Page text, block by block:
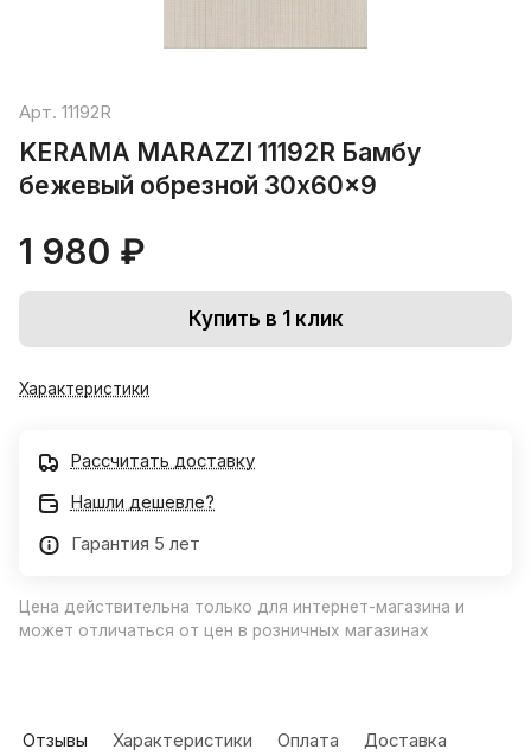
Арт. 11192R
KERAMA MARAZZI 11192R Бамбу
бежевый обрезной 30x60x9
1 980 ₽
Купить в 1 клик
Характеристики
Рассчитать доставку
Нашли дешевле?
Гарантия 5 лет
Цена действительна только для интернет-магазина и
может отличаться от цен в розничных магазинах
Отзывы Характеристики Оплата Доставка